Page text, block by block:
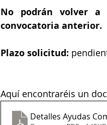
No podrán volver
convocatoria anterior.
Plazo solicitud:
Aquí encontraréis un
Detalles Ayudas